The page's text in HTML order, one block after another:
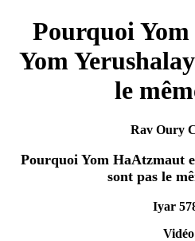
Pourquoi
Yom
le
Rav Oury
Pourquoi Yom HaAtzmaut
sont pas le
Iyar
Vidéo